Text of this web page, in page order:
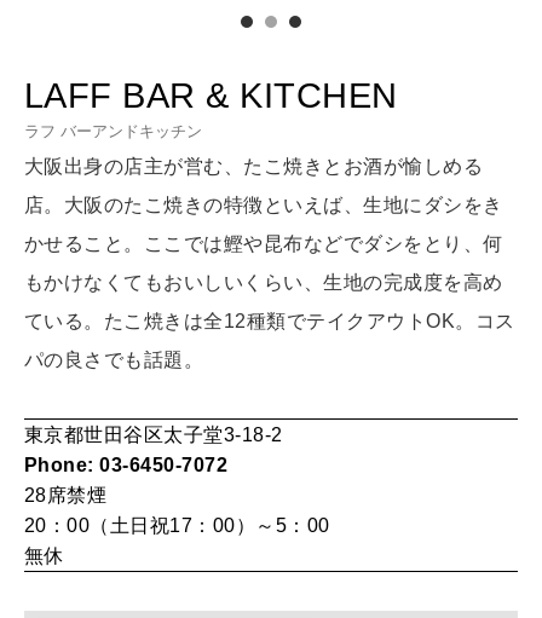
LEARN
MAMA
ママもいろいろ
CULTURE
いい人生って？
LAFF BAR & KITCHEN
ラフ バーアンドキッチン
大阪出身の店主が営む、たこ焼きとお酒が愉しめる
店。大阪のたこ焼きの特徴といえば、生地にダシをき
かせること。ここでは鰹や昆布などでダシをとり、何
もかけなくてもおいしいくらい、生地の完成度を高め
ている。たこ焼きは全12種類でテイクアウトOK。コス
パの良さでも話題。
東京都世田谷区太子堂3-18-2
Phone: 03-6450-7072
28席禁煙
20：00（土日祝17：00）～5：00
無休